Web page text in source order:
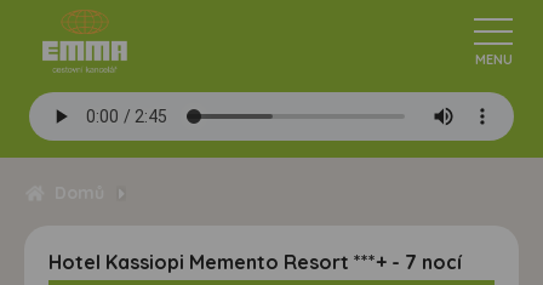
Hotel Kassiopi Memento Resort ***+ - 7 nocí